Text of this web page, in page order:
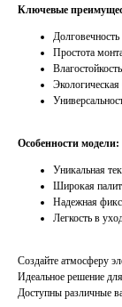
Ключевые
Долговечность
Простота
Влагостойкость
Экологическая
Особенности модели:
Уникальная
Широкая
Надежная
Легкость в
Создайте атмосферу
Идеальное решение
Доступны различные